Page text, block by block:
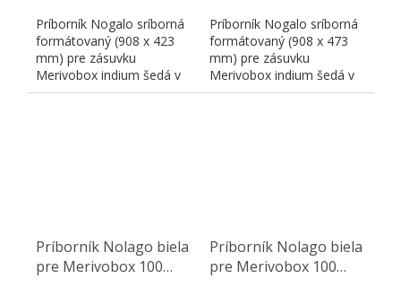
Príborník Nogalo sríborná
formátovaný (908 x 423
mm) pre zásuvku
Merivobox indium šedá v
450 mm pre skrinku
Príborník Nogalo sríborná
formátovaný (908 x 473
mm) pre zásuvku
Merivobox indium šedá v
hĺbke 500 mm pre
Príborník Nolago biela
pre Merivobox 100
Príborník Nolago biela
pre Merivobox 100